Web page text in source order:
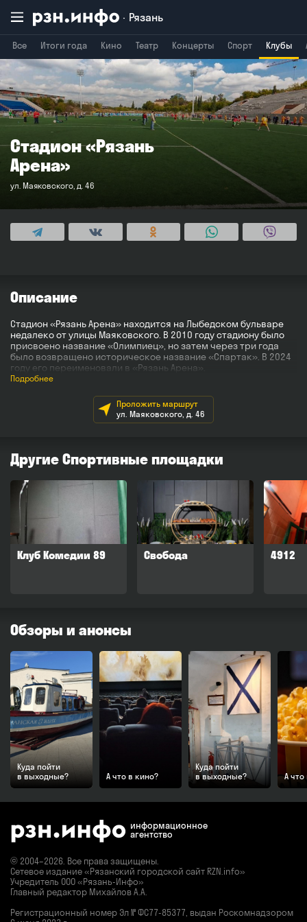
Рязань
Все Итоги года Кино Театр Концерты Спорт Клубы
Брянск
Стадион «Рязань
Арена»
ул. Маяковского, д. 46
Описание
Стадион «Рязань Арена» находится на Лыбедском бульваре
недалеко от улицы Маяковского. В 2010 году стадиону было
присвоено название «Олимпиец», но затем через три года
было возвращено историческое название «Спартак». В 2024
году его переименовали в «Рязань Арена».
дорожки с современным искусственным покрытием,
секторы для прыжков в длину и высоту, тренажерные залы.
Трибуны рассчитаны на 7000 зрителей.
с участием рязанских футбольных клубов. «Рязань Арена»
является домашним стадионом для женского футбольного
клуба «Рязань-ВДВ», футбольного клуба «Звезда» и «Звезда-
М». На базе стадиона «Спартак» также располагается
СДЮСШОР «Олимпиец».
Подробнее
Проложить маршрут
ул. Маяковского, д. 46
Другие Спортивные площадки
Клуб Комедии 89 Свобода 4912
Обзоры и анонсы
Куда пойти
в выходные?
А что в кино?
Куда пойти
в выходные?
А что
информационное
агентство
© 2004–2026. Все права защищены.
Сетевое издание «Рязанский городской сайт RZN.info»
Учредитель ООО «Рязань-Инфо»
Главный редактор Михайлов А.А.
Регистрационный номер Эл № ФС77-85377, выдан Роскомнадзором